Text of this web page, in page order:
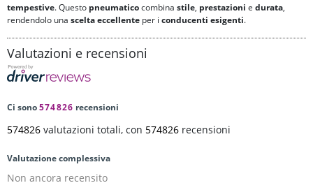
tempestive. Questo pneumaticocombina stile, prestazioni e durata,
rendendolo una scelta eccellente per i conducenti esigenti.
Valutazioni e recensioni
Ci sono574826 recensioni
574826 valutazioni totali, con 574826 recensioni
Valutazione complessiva
Non ancora recensito